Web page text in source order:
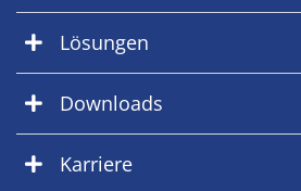
Lösungen
Downloads
Karriere